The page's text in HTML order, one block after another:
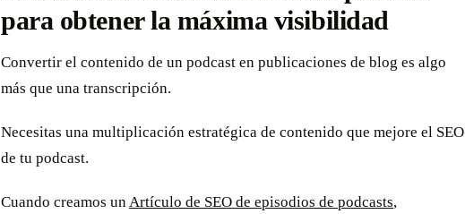
para obtener la máxima visibilidad
Convertir el contenido de un podcast en publicaciones de blog es algo
más que una transcripción.
Necesitas una multiplicación estratégica de contenido que mejore el SEO
de tu podcast.
Cuando creamos un Artículo de SEO de episodios de podcasts,